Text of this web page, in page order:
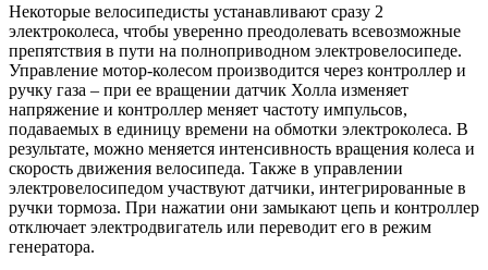
Некоторые велосипедисты устанавливают сразу 2
электроколеса, чтобы уверенно преодолевать всевозможные
препятствия в пути на полноприводном электровелосипеде.
Управление мотор-колесом производится через контроллер и
ручку газа – при ее вращении датчик Холла изменяет
напряжение и контроллер меняет частоту импульсов,
подаваемых в единицу времени на обмотки электроколеса. В
результате, можно меняется интенсивность вращения колеса и
скорость движения велосипеда. Также в управлении
электровелосипедом участвуют датчики, интегрированные в
ручки тормоза. При нажатии они замыкают цепь и контроллер
отключает электродвигатель или переводит его в режим
генератора.